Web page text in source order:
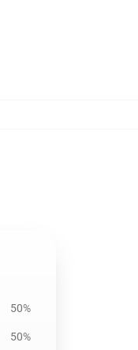
50%
50%